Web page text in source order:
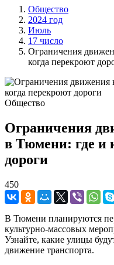
Общество
2024 год
Июль
17 число
Ограничения
когда перекроют
Общество
Ограничения
в Тюмени: где и
дороги
450
В Тюмени планируются
культурно-массовых
Узнайте, какие улицы
движение транспорта.